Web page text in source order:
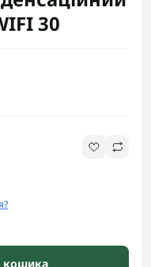
30
кошика